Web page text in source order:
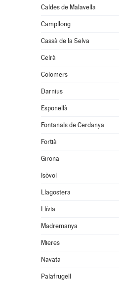
Caldes de Malavella
Campllong
Cassà de la Selva
Celrà
Colomers
Darnius
Esponellà
Fontanals de Cerdanya
Fortià
Girona
Isòvol
Llagostera
Llívia
Madremanya
Mieres
Navata
Palafrugell